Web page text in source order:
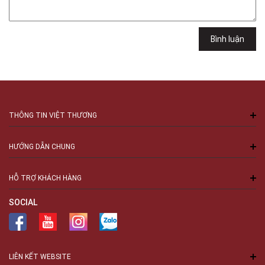
Bình luận
THÔNG TIN VIỆT THƯƠNG
HƯỚNG DẪN CHUNG
HỖ TRỢ KHÁCH HÀNG
SOCIAL
LIÊN KẾT WEBSITE